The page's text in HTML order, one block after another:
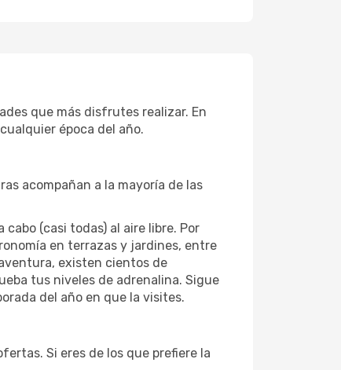
que más disfrutes realizar. En
época del año.
acompañan a la mayoría de las
(casi todas) al aire libre. Por
en terrazas y jardines, entre
existen cientos de
tus niveles de adrenalina. Sigue
del año en que la visites.
Si eres de los que prefiere la